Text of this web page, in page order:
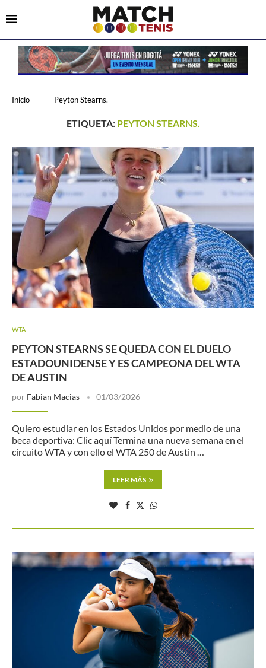
Inicio - Peyton Stearns.
ETIQUETA: PEYTON STEARNS.
WTA
PEYTON STEARNS SE QUEDA CON EL DUELO
ESTADOUNIDENSE Y ES CAMPEONA DEL WTA
DE AUSTIN
por Fabian Macias 01/03/2026
Quiero estudiar en los Estados Unidos por medio de una
beca deportiva: Clic aquí Termina una nueva semana en el
circuito WTA y con ello el WTA 250 de Austin …
LEER MÁS